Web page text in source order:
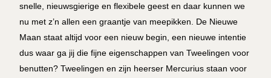
snelle, nieuwsgierige en flexibele geest en daar kunnen we
nu met z’n allen een graantje van meepikken. De Nieuwe
Maan staat altijd voor een nieuw begin, een nieuwe intentie
dus waar ga jij die fijne eigenschappen van Tweelingen voor
benutten? Tweelingen en zijn heerser Mercurius staan voor